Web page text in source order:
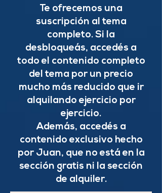
Te ofrecemos una
suscripción al tema
completo. Si la
desbloqueás, accedés a
todo el contenido completo
del tema por un precio
mucho más reducido que ir
alquilando ejercicio por
ejercicio.
Además, accedés a
contenido exclusivo hecho
por Juan, que no está en la
sección gratis ni la sección
de alquiler.